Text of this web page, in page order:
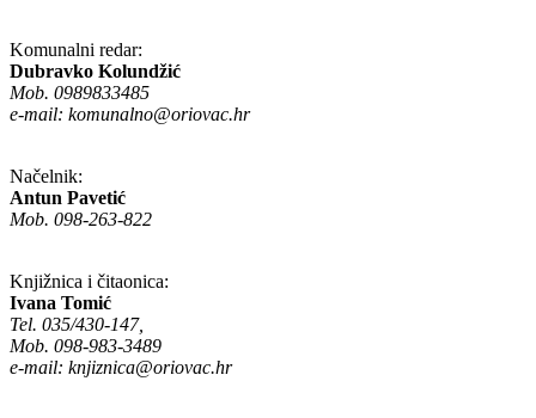
Komunalni redar:
Dubravko Kolundžić
Mob. 0989833485
e-mail: komunalno@oriovac.hr
Načelnik:
Antun Pavetić
Mob. 098-263-822
Knjižnica i čitaonica:
Ivana Tomić
Tel. 035/430-147,
Mob. 098-983-3489
e-mail: knjiznica@oriovac.hr